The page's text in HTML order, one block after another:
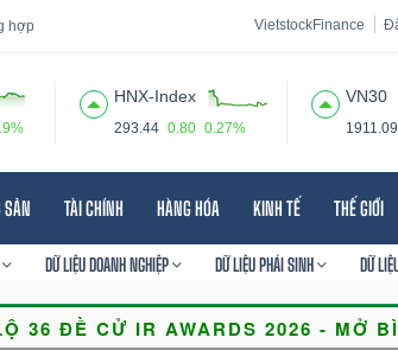
hợp VietstockFinance
HNX-Index
293.44 0.80 0.27%
VN30
1911.09
SẢN TÀI CHÍNH HÀNG HÓA KINH TẾ THẾ GIỚI
DỮ LIỆU DOANH NGHIỆP DỮ LIỆU PHÁI SINH DỮ